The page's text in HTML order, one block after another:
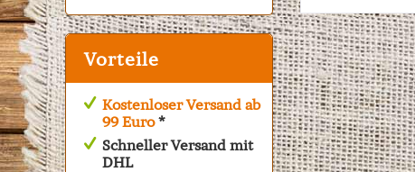
Vorteile
Kostenloser Versand ab
99 Euro*
Schneller Versand mit
DHL